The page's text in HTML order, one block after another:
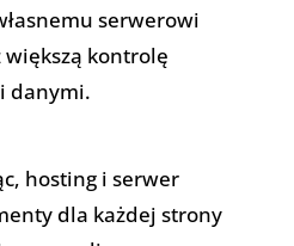
serwerowi
kontrolę
danymi.
hosting i serwer
dla każdej strony